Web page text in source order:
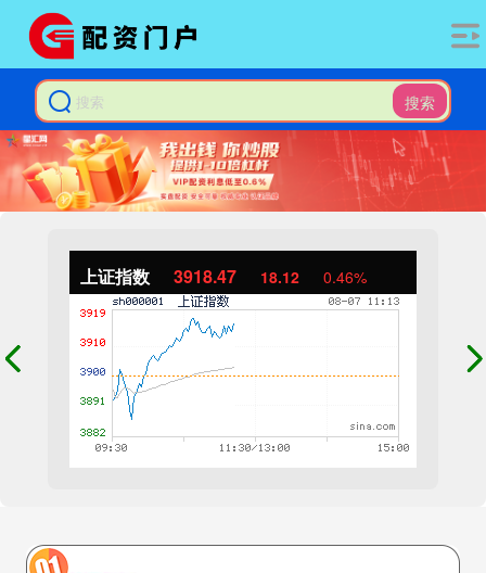
搜索
上证指数 3918.47 18.12 0.46%